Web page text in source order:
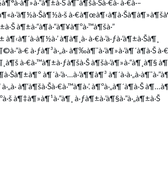
à¶¯à¶šà·Šà·€à· à·€à·–
à¶±à·“à¶­à·“à¶¥à¶ºà·™à¶šà·”
à¶­à¶¸à· à·€à·’à·ƒà·’à¶±à·Šà¶¸
à·ƒà¶³à·„à· à¶‰à¶¯à·’à¶»à·’à¶´à¶­à·Š
à·€à·™à¶±à·ƒà¶šà·Š à¶šà·’à¶»à·“à¶¸à¶§
à¶´à·’à·…à·’à¶¶à¶³
à¶‘à¶šà·Šà·€à·™à¶­à·’. à¶ºà·„à¶´à¶­à·Š
à¶‡à¶»à¶¹à·”à¶¸ à·ƒà¶±à·’à¶§à·”à·„à¶±à·Š